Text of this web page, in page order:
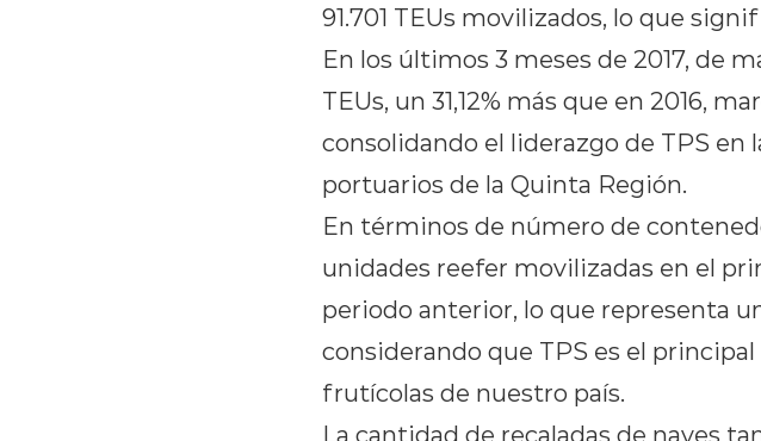
91.701 TEUs movilizados, lo que
En los últimos 3 meses de 2017, de
TEUs, un 31,12% más que en 2016,
consolidando el liderazgo de TPS
portuarios de la Quinta Región.
En términos de número de
unidades reefer movilizadas en el
periodo anterior, lo que representa
considerando que TPS es el
frutícolas de nuestro país.
La cantidad de recaladas de naves